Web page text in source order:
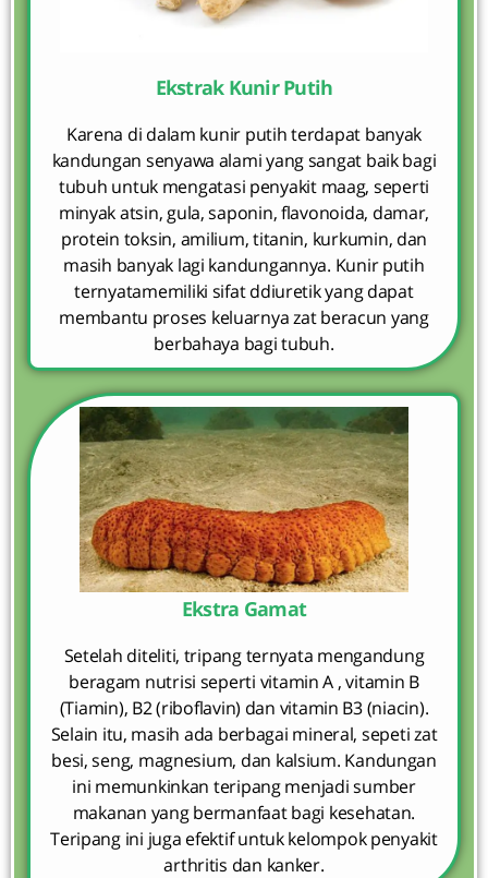
Ekstrak Kunir Putih
Karena di dalam kunir putih terdapat banyak
kandungan senyawa alami yang sangat baik bagi
tubuh untuk mengatasi penyakit maag, seperti
minyak atsin, gula, saponin, flavonoida, damar,
protein toksin, amilium, titanin, kurkumin, dan
masih banyak lagi kandungannya. Kunir putih
ternyatamemiliki sifat ddiuretik yang dapat
membantu proses keluarnya zat beracun yang
berbahaya bagi tubuh.
Ekstra Gamat
Setelah diteliti, tripang ternyata mengandung
beragam nutrisi seperti vitamin A , vitamin B
(Tiamin), B2 (riboflavin) dan vitamin B3 (niacin).
Selain itu, masih ada berbagai mineral, sepeti zat
besi, seng, magnesium, dan kalsium. Kandungan
ini memunkinkan teripang menjadi sumber
makanan yang bermanfaat bagi kesehatan.
Teripang ini juga efektif untuk kelompok penyakit
arthritis dan kanker.